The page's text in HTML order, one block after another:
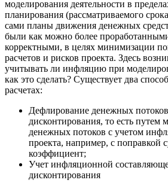
моделирования деятельности в
планирования (рассматриваемого
сами планы движения денежных
были как можно более
корректными, в целях минимизации
расчетов и рисков проекта. Здесь
учитывать ли инфляцию при
как это сделать? Существует два
расчетах:
Дефлирование денежных
дисконтирования, то есть путем
денежных потоков с учетом
проекта, например, с
коэффициент;
Учет инфляционной
дисконтирования